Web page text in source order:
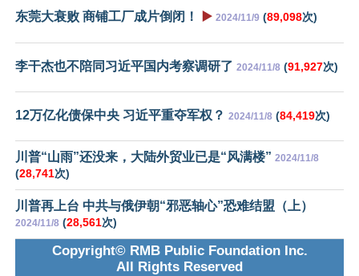
东莞大衰败 商铺工厂成片倒闭！ ▶️ 2024/11/9 (89,098次)
李干杰也不陪同习近平国内考察调研了 2024/11/8 (91,927次)
12万亿化债保中央 习近平重夺军权？ 2024/11/8 (84,419次)
川普“山雨”还没来，大陆外贸业已是“风满楼” 2024/11/8
(28,741次)
川普再上台 中共与俄伊朝“邪恶轴心”恐难结盟（上）
2024/11/8 (28,561次)
Copyright© RMB Public Foundation Inc.
All Rights Reserved